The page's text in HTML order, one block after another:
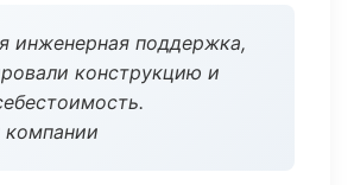
инженерная поддержка,
конструкцию и